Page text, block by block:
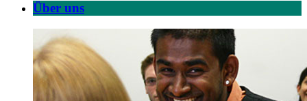
Über uns